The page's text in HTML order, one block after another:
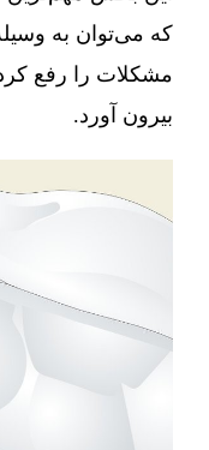
که می‌توان به
مشکلات را رفع کرد
بیرون آورد.